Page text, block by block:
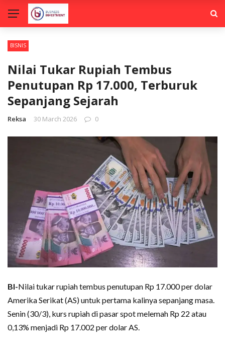
BISNIS
Nilai Tukar Rupiah Tembus
Penutupan Rp 17.000, Terburuk
Sepanjang Sejarah
Reksa 30 March 2026 0
BI-Nilai tukar rupiah tembus penutupan Rp 17.000 per dolar
Amerika Serikat (AS) untuk pertama kalinya sepanjang masa.
Senin (30/3), kurs rupiah di pasar spot melemah Rp 22 atau
0,13% menjadi Rp 17.002 per dolar AS.